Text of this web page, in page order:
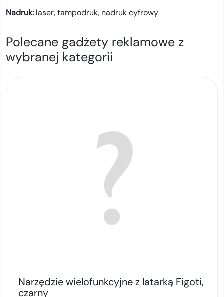
Nadruk: laser,tampodruk, nadruk cyfrowy
Polecane gadżety reklamowe z
wybranej kategorii
Narzędzie wielofunkcyjne z latarką Figoti,
czarny